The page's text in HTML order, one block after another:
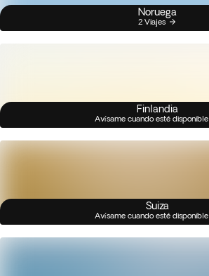
Noruega
2 Viajes
Finlandia
Avísame cuando esté disponible
Suiza
Avísame cuando esté disponible